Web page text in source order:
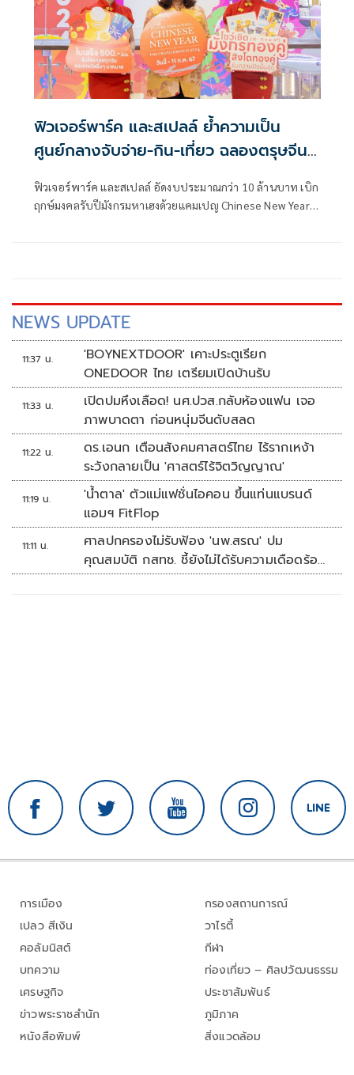
อันดับบาสเกตบอลทรีเอ็กซ์ทรีของฟีบ้า รวมถึงทีมชาติไทย
ประเทศเจ้าภาพ มาร่วมระเบิดศึกชิงแชมป์กลาง
กรุงเทพมหานคร ครั้งแรก! ในวันที่ 14-16 มีนาคม 2568 ณ ลาน
หน้าศูนย์การค้าเซ็นทรัลเวิลด์ เข้าชมฟรี! ไม่มีค่าใช้จ่าย
ฟิวเจอร์พาร์ค และสเปลล์ ย้ำความเป็น
ศูนย์กลางจับจ่าย-กิน-เที่ยว ฉลองตรุษจีน
โชคสะท้านฟ้า สุดยิ่งใหญ่ในกรุงเทพฯ ตอน
ฟิวเจอร์พาร์ค และสเปลล์ อัดงบประมาณกว่า 10 ล้านบาท เบิก
ฤกษ์มงคลรับปีมังกรมหาเฮงด้วยแคมเปญ Chinese New Year :
NEWS UPDATE
11:37 น.
'BOYNEXTDOOR' เคาะประตูเรียก
ONEDOOR ไทย เตรียมเปิดบ้านรับ
11:33 น.
เปิดปมหึงเลือด! นศ.ปวส.กลับห้องแฟน เจอ
ภาพบาดตา ก่อนหนุ่มจีนดับสลด
11:22 น.
ดร.เอนก เตือนสังคมศาสตร์ไทย ไร้รากเหง้า
ระวังกลายเป็น 'ศาสตร์ไร้จิตวิญญาณ'
11:19 น.
'น้ำตาล' ตัวแม่แฟชั่นไอคอน ขึ้นแท่นแบรนด์
แอมฯ FitFlop
11:11 น.
ศาลปกครองไม่รับฟ้อง 'นพ.สรณ' ปม
คุณสมบัติ กสทช. ชี้ยังไม่ได้รับความเดือดร้อน
เสียหาย
การเมือง
เปลว สีเงิน
คอลัมนิสต์
บทความ
เศรษฐกิจ
ข่าวพระราชสำนัก
หนังสือพิมพ์
กรองสถานการณ์
วาไรตี้
กีฬา
ท่องเที่ยว – ศิลปวัฒนธรรม
ประชาสัมพันธ์
ภูมิภาค
สิ่งแวดล้อม